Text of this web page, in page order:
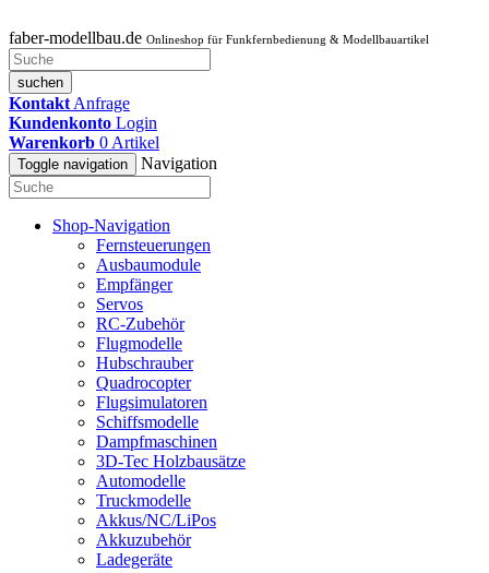
faber-modellbau.de Onlineshop für Funkfernbedienung & Modellbauartikel
suchen
Kontakt Anfrage
Kundenkonto Login
Warenkorb 0 Artikel
Toggle navigation Navigation
Shop-Navigation
Fernsteuerungen
Ausbaumodule
Empfänger
Servos
RC-Zubehör
Flugmodelle
Hubschrauber
Quadrocopter
Flugsimulatoren
Schiffsmodelle
Dampfmaschinen
3D-Tec Holzbausätze
Automodelle
Truckmodelle
Akkus/NC/LiPos
Akkuzubehör
Ladegeräte